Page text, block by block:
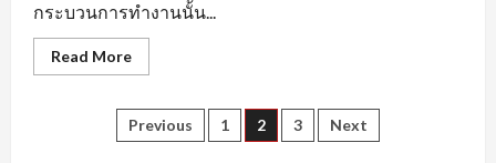
กระบวนการทำงานนั้น...
Read MoreRead
more
ที่
ใช้
แสดง
Posts
Previous 1 2 3 Next